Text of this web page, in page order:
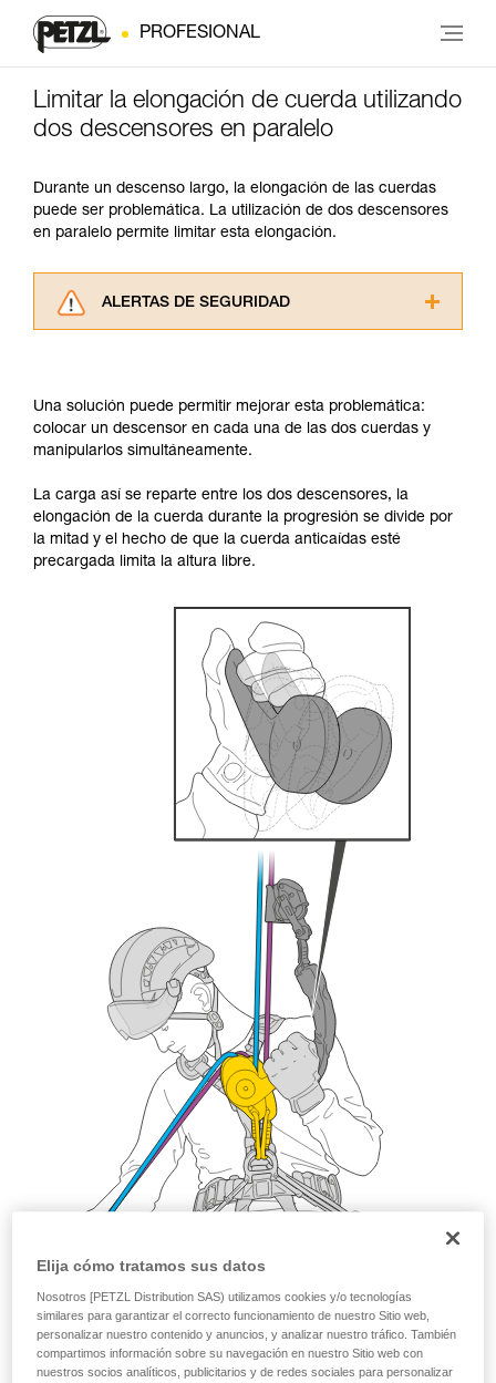
PROFESIONAL
Limitar la elongación de cuerda utilizando
dos descensores en paralelo
Durante un descenso largo, la elongación de las cuerdas
puede ser problemática. La utilización de dos descensores
en paralelo permite limitar esta elongación.
ALERTAS DE SEGURIDAD
información de la ficha técnica para poder
comprender este complemento informativo.
Dominar estas técnicas requiere una formación
través de un profesional su capacidad para
ejecutar estas técnicas, solo y con total
seguridad, antes de ejecutarlas de forma
autónoma.
su actividad. Pueden existir otras que no
describimos aquí.
Una solución puede permitir mejorar esta problemática:
colocar un descensor en cada una de las dos cuerdas y
manipularlos simultáneamente.
La carga así se reparte entre los dos descensores, la
elongación de la cuerda durante la progresión se divide por
la mitad y el hecho de que la cuerda anticaídas esté
precargada limita la altura libre.
Elija cómo tratamos sus datos
Nosotros [PETZL Distribution SAS) utilizamos cookies y/o tecnologías
similares para garantizar el correcto funcionamiento de nuestro Sitio web,
personalizar nuestro contenido y anuncios, y analizar nuestro tráfico. También
compartimos información sobre su navegación en nuestro Sitio web con
nuestros socios analíticos, publicitarios y de redes sociales para personalizar